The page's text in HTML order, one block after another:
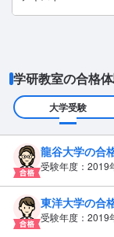
学研教室の合格
大学受験
龍谷大学の合
受験年度：2019
東洋大学の合
受験年度：2019